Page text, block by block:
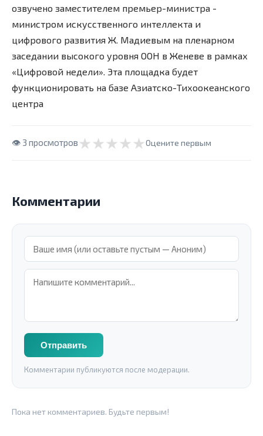
озвучено заместителем премьер-министра -
министром искусственного интеллекта и
цифрового развития Ж. Мадиевым на пленарном
заседании высокого уровня ООН в Женеве в рамках
«Цифровой недели». Эта площадка будет
функционировать на базе Азиатско-Тихоокеанского
центра
👁 3 просмотров ★★★★★Оцените первым
Комментарии
Отправить
Комментарии публикуются после модерации.
Пока нет комментариев. Будьте первым!